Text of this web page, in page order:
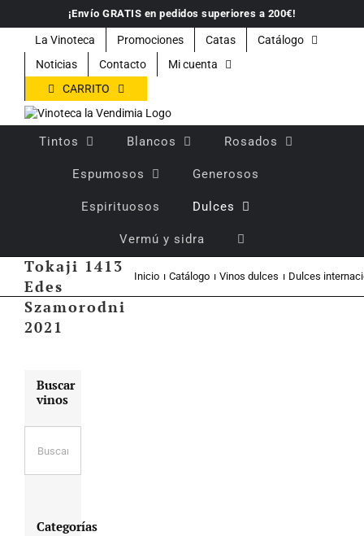
contenido
¡Envío GRATIS en pedidos superiores a 200€!
La Vinoteca Promociones Catas
Catálogo
Noticias
Contacto
Mi cuenta
CARRITO
Tintos Blancos Rosados
Espumosos Generosos
Espirituosos Dulces
Vermú y sidra
Tokaji 1413
Edes
Szamorodni
2021
Inicio Catálogo Vinos dulces Dulces
Buscar
vinos
Categorías